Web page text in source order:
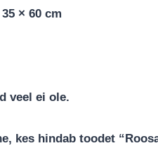
× 60 cm
veel ei ole.
kes hindab toodet